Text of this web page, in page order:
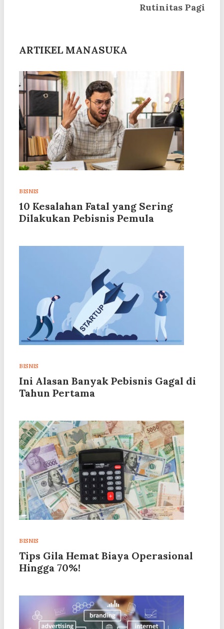
Rutinitas Pagi
ARTIKEL MANASUKA
BISNIS
10 Kesalahan Fatal yang Sering
Dilakukan Pebisnis Pemula
BISNIS
Ini Alasan Banyak Pebisnis Gagal di
Tahun Pertama
BISNIS
Tips Gila Hemat Biaya Operasional
Hingga 70%!